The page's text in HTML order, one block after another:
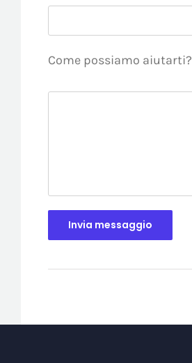
Come possiamo aiutarti?